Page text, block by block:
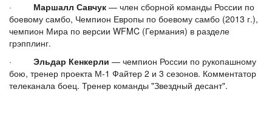
· Маршалл Савчук — член сборной команды России по
боевому самбо, Чемпион Европы по боевому самбо (2013 г.),
чемпион Мира по версии WFMC (Германия) в разделе
грэпплинг.
· Эльдар Кенкерли — чемпион России по рукопашному
бою, тренер проекта М-1 Файтер 2 и 3 сезонов. Комментатор
телеканала боец. Тренер команды "Звездный десант".